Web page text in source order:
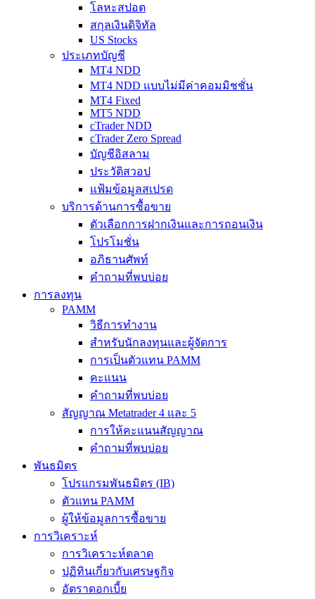
โลหะสปอต
สกุลเงินดิจิทัล
US Stocks
ประเภทบัญชี
MT4 NDD
MT4 NDD แบบไม่มีค่าคอมมิชชั่น
MT4 Fixed
MT5 NDD
cTrader NDD
cTrader Zero Spread
บัญชีอิสลาม
ประวัติสวอป
แฟ้มข้อมูลสเปรด
บริการด้านการซื้อขาย
ตัวเลือกการฝากเงินและการถอนเงิน
โปรโมชั่น
อภิธานศัพท์
คำถามที่พบบ่อย
การลงทุน
PAMM
วิธีการทำงาน
สำหรับนักลงทุนและผู้จัดการ
การเป็นตัวแทน PAMM
คะแนน
คำถามที่พบบ่อย
สัญญาณ Metatrader 4 และ 5
การให้คะแนนสัญญาณ
คำถามที่พบบ่อย
พันธมิตร
โปรแกรมพันธมิตร (IB)
ตัวแทน PAMM
ผู้ให้ข้อมูลการซื้อขาย
การวิเคราะห์
การวิเคราะห์ตลาด
ปฏิทินเกี่ยวกับเศรษฐกิจ
อัตราดอกเบี้ย